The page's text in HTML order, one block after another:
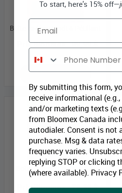
Boîte-cadeau Lindt & Pétillant
Prix Bloomex: 89,99 $
MAGASINEZ
Boîte-cadeau Fruits et Vin
Blanc
Prix Bloomex: 79,99 $
To start, here's 15% off—
Email
Phone Number
By submitting this form,
receive informational
and/or marketing texts
from Bloomex Canada
autodialer. Consent is not
purchase. Msg & data
frequency varies.
replying STOP or clicking
(where available). Privacy